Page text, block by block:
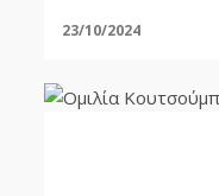
23/10/2024